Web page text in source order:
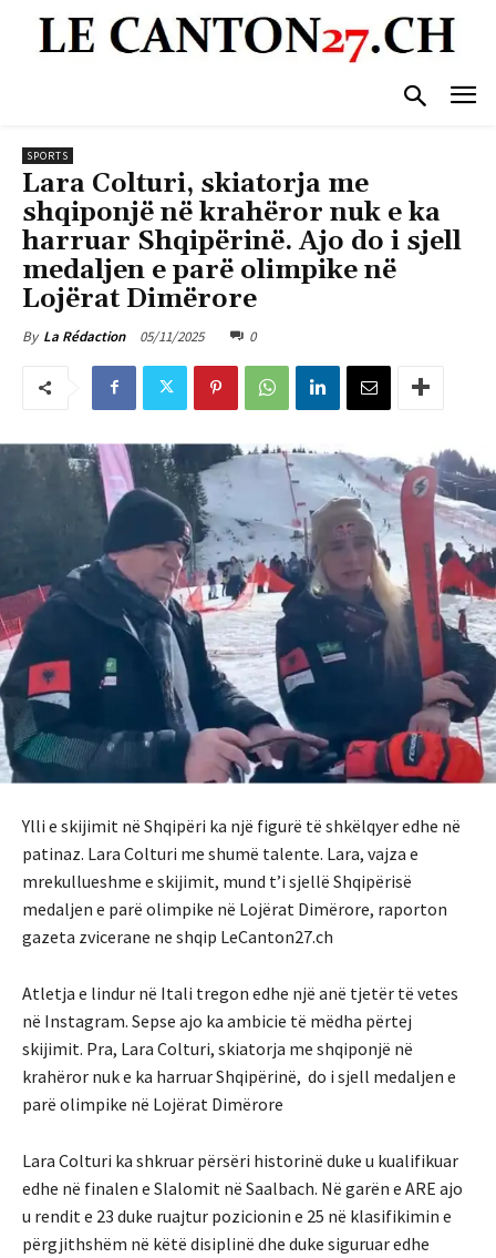
SPORTS
Lara Colturi, skiatorja me
shqiponjë në krahëror nuk e ka
harruar Shqipërinë. Ajo do i sjell
medaljen e parë olimpike në
Lojërat Dimërore
By La Rédaction 05/11/2025 0
Ylli e skijimit në Shqipëri ka një figurë të shkëlqyer edhe në
patinaz. Lara Colturi me shumë talente. Lara, vajza e
mrekullueshme e skijimit, mund t’i sjellë Shqipërisë
medaljen e parë olimpike në Lojërat Dimërore, raporton
gazeta zvicerane ne shqip LeCanton27.ch
Atletja e lindur në Itali tregon edhe një anë tjetër të vetes
në Instagram. Sepse ajo ka ambicie të mëdha përtej
skijimit. Pra, Lara Colturi, skiatorja me shqiponjë në
krahëror nuk e ka harruar Shqipërinë, do i sjell medaljen e
parë olimpike në Lojërat Dimërore
Lara Colturi ka shkruar përsëri historinë duke u kualifikuar
edhe në finalen e Slalomit në Saalbach. Në garën e ARE ajo
u rendit e 23 duke ruajtur pozicionin e 25 në klasifikimin e
përgjithshëm në këtë disiplinë dhe duke siguruar edhe